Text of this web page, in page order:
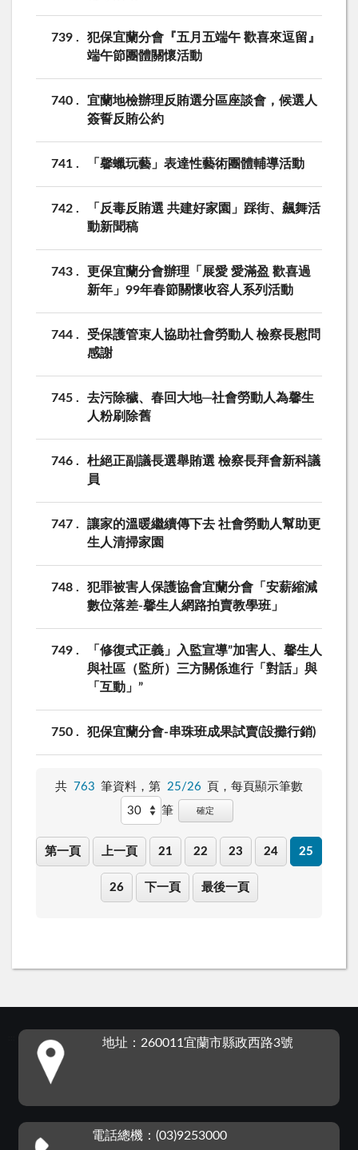
739
犯保宜蘭分會『五月五端午 歡喜來逗留』
端午節團體關懷活動
740
宜蘭地檢辦理反賄選分區座談會，候選人
簽誓反賄公約
741 「馨蠟玩藝」表達性藝術團體輔導活動
742
「反毒反賄選 共建好家園」踩街、飆舞活
動新聞稿
743
更保宜蘭分會辦理「展愛 愛滿盈 歡喜過
新年」99年春節關懷收容人系列活動
744
受保護管束人協助社會勞動人 檢察長慰問
感謝
745
去污除穢、春回大地─社會勞動人為馨生
人粉刷除舊
746
杜絕正副議長選舉賄選 檢察長拜會新科議
員
747
讓家的溫暖繼續傳下去 社會勞動人幫助更
生人清掃家園
748
犯罪被害人保護協會宜蘭分會「安薪縮減
數位落差-馨生人網路拍賣教學班」
749
「修復式正義」入監宣導”加害人、馨生人
與社區（監所）三方關係進行「對話」與
「互動」”
750 犯保宜蘭分會-串珠班成果試賣(設攤行銷)
共 763 筆資料，第 25/26 頁， 每頁顯示筆數
筆
確定
第一頁 上一頁 21 22 23 24 25
26 下一頁 最後一頁
地址：260011宜蘭市縣政西路3號
電話總機：(03)9253000